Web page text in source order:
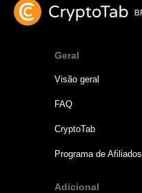
Geral
Visão geral
FAQ
CryptoTab
Programa de Afiliados
Adicional